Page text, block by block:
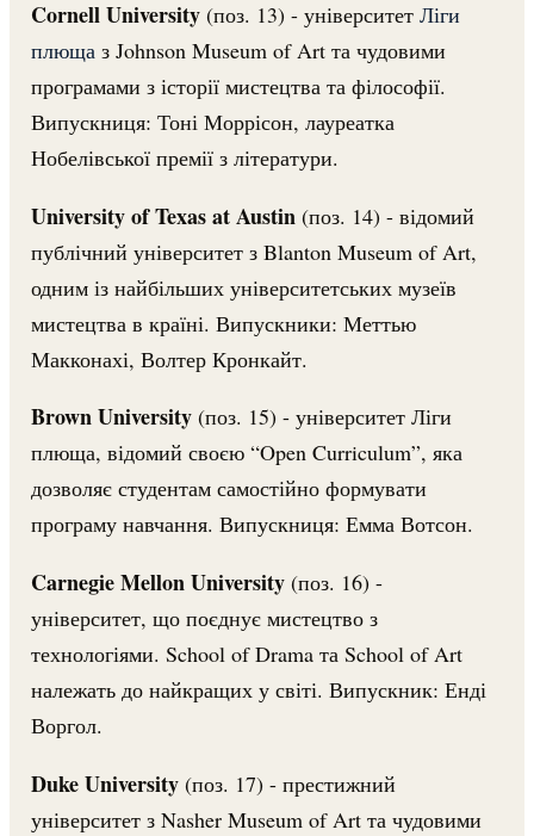
Cornell University (поз. 13) - університет Ліги
плюща з Johnson Museum of Art та чудовими
програмами з історії мистецтва та філософії.
Випускниця: Тоні Моррісон, лауреатка
Нобелівської премії з літератури.
University of Texas at Austin (поз. 14) - відомий
публічний університет з Blanton Museum of Art,
одним із найбільших університетських музеїв
мистецтва в країні. Випускники: Меттью
Макконахі, Волтер Кронкайт.
Brown University (поз. 15) - університет Ліги
плюща, відомий своєю “Open Curriculum”, яка
дозволяє студентам самостійно формувати
програму навчання. Випускниця: Емма Вотсон.
Carnegie Mellon University (поз. 16) -
університет, що поєднує мистецтво з
технологіями. School of Drama та School of Art
належать до найкращих у світі. Випускник: Енді
Воргол.
Duke University (поз. 17) - престижний
університет з Nasher Museum of Art та чудовими